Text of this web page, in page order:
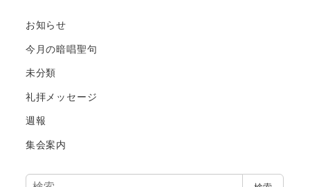
お知らせ
今月の暗唱聖句
未分類
礼拝メッセージ
週報
集会案内
検